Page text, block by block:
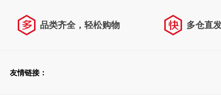
品类齐全，轻松购物 多仓直
友情链接：